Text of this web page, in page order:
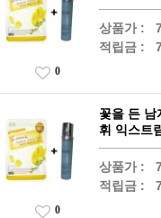
상품가 :
적립금 :
0
꽃을 든 남
휘 익스트
상품가 :
적립금 :
0